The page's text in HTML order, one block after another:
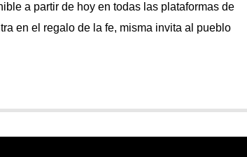
a partir de hoy en todas las plataformas de
en el regalo de la fe, misma invita al pueblo